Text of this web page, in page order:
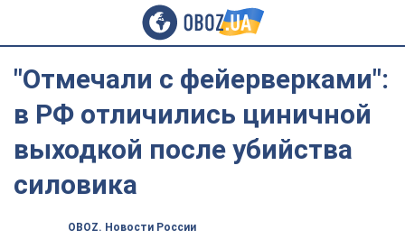
"Отмечали с фейерверками":
в РФ отличились циничной
выходкой после убийства
силовика
OBOZ. Новости России